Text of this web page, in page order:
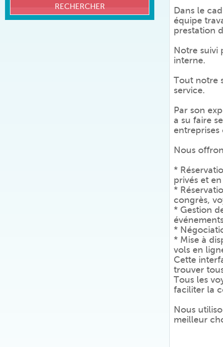
Dans le
équipe
prestation
Notre suivi
interne.
Tout notre
service.
Par son
a su faire
entreprises
Nous
*
privés et
*
congrès,
* Gestion
*
* Mise à
vols en
Cette
trouver
Tous les
faciliter la
Nous
meilleur